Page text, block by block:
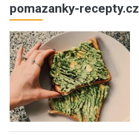
pomazanky-recepty.cz